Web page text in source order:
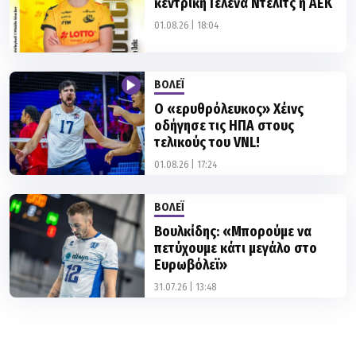
Ο «ερυθρόλευκος» Χέινς
οδήγησε τις ΗΠΑ στους
τελικούς του VNL!
01.08.26 | 17:24
Βουλκίδης: «Μπορούμε να
πετύχουμε κάτι μεγάλο στο
Ευρωβόλεϊ»
31.07.26 | 13:48